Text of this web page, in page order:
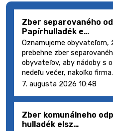
Zber separovaného
Papírhulladék e…
Oznamujeme obyvateľom,
prebehne zber
obyvateľov, aby nádoby s
nedeľu večer, nakoľko
7. augusta 2026 10:48
Zber komunálneho
hulladék elsz…